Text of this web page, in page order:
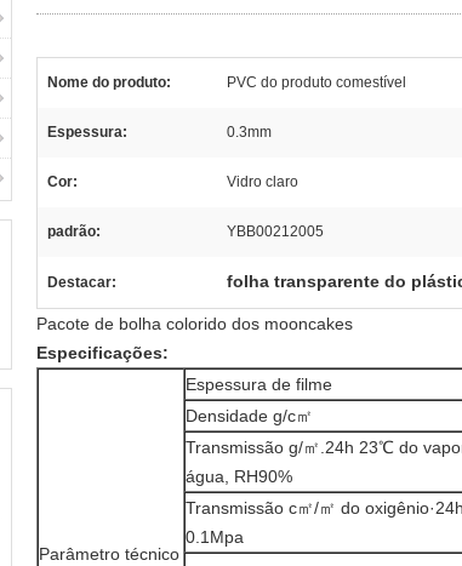
Nome do produto: PVC do produto comestível
Espessura: 0.3mm
Cor: Vidro claro
padrão: YBB00212005
Destacar: folha transparente do
Pacote de bolha colorido dos mooncakes
Especificações:
Parâmetro técnico
Espessura de filme
Densidade g/c㎡
Transmissão g/㎡.24h 23℃ do
água, RH90%
Transmissão c㎡/㎡ do
0.1Mpa